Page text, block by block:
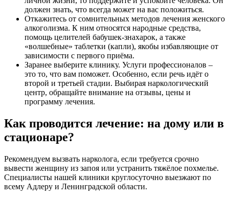
должен знать, что всегда может на вас положиться.
Откажитесь от сомнительных методов лечения женского
алкоголизма. К ним относятся народные средства,
помощь целителей бабушек-знахарок, а также
«волшебные» таблетки (капли), якобы избавляющие от
зависимости с первого приёма.
Заранее выберите клинику. Услуги профессионалов –
это то, что вам поможет. Особенно, если речь идёт о
второй и третьей стадии. Выбирая наркологический
центр, обращайте внимание на отзывы, цены и
программу лечения.
Как проводится лечение: на дому или в
стационаре?
Рекомендуем вызвать нарколога, если требуется срочно
вывести женщину из запоя или устранить тяжёлое похмелье.
Специалисты нашей клиники круглосуточно выезжают по
всему Адлеру и Ленинградской области.